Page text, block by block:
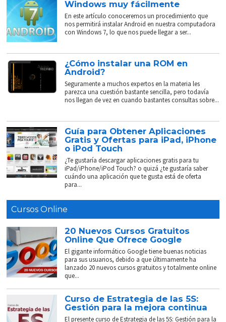
Windows muy fácilmente
En este artículo conoceremos un procedimiento que
nos permitirá instalar Android en nuestra computadora
con Windows 7, lo que nos puede llegar a ser...
¿Cómo instalar una ROM en
Android?
Seguramente a muchos expertos en la materia les
parezca una cuestión bastante sencilla, pero todavía
nos llegan de vez en cuando bastantes consultas sobre...
Guía para Obtener Aplicaciones
Gratis y Ofertas para iPad, iPhone
o iPod Touch
¿Te gustaría descargar aplicaciones gratis para tu
iPad/iPhone/iPod Touch? o quizá ¿te gustaría saber
cuándo una aplicación que te gusta está de oferta
para...
Cursos Online
20 Nuevos Cursos Gratuitos
Online Que Ofrece Google
El gigante informático Google tiene buenas noticias
para sus usuarios, debido a que últimamente ha
lanzado 20 nuevos cursos gratuitos y totalmente online
que...
Curso de Estrategia de las 5S:
Gestión para la mejora continua
El presente curso de Estrategia de las 5S: Gestión para la